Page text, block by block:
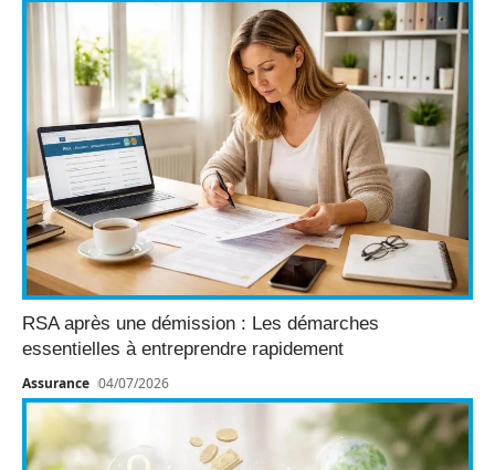
RSA après une démission : Les démarches
essentielles à entreprendre rapidement
Assurance 04/07/2026